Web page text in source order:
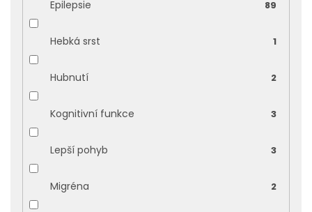
Epilepsie 89
Hebká srst 1
Hubnutí 2
Kognitivní funkce 3
Lepší pohyb 3
Migréna 2